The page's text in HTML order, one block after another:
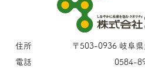
住所
〒503-0936 岐阜
電話
0584-